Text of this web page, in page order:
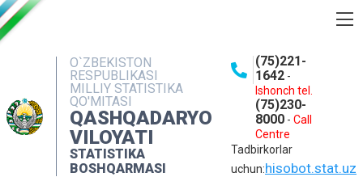
O`ZBEKISTON
RESPUBLIKASI
MILLIY STATISTIKA
QO'MITASI
QASHQADARYO
VILOYATI
STATISTIKA
BOSHQARMASI
(75)221-
1642 -
Ishonch tel.
(75)230-
8000 - Call
Centre
Tadbirkorlar
uchun:hisobot.stat.uz
OCHIQ MA'LUMOTLAR
NASHRLAR
INTERAKTIV XIZMATLAR
MATBUOT XIZMATI